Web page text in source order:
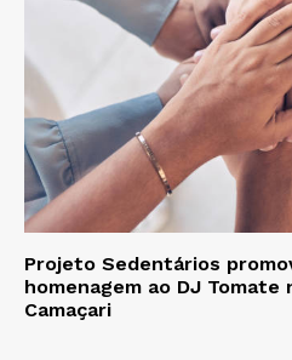
Projeto Sedentários
homenagem ao DJ
Camaçari